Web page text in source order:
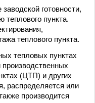
готовности,
теплового пункта.
теплового пункта.
тепловых пунктах
(ЦТП) и других
распределяется или
производится